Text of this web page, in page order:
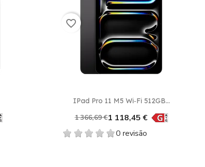
Vista rápida
IPad Pro 11 M5 Wi‑Fi 512GB...
1 366,69 €1 118,45 €
0 revisão
favorite_border